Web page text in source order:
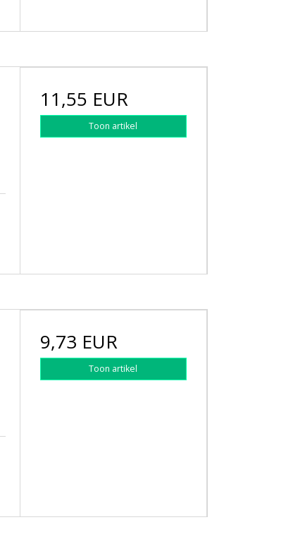
11,55 EUR
Toon artikel
9,73 EUR
Toon artikel